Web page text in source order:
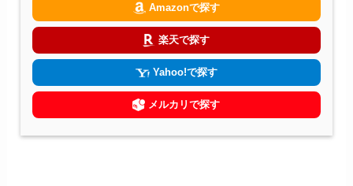
Amazonで探す
楽天で探す
Yahoo!で探す
メルカリで探す